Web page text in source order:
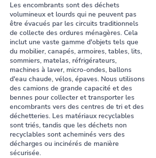
Les encombrants sont des déchets
volumineux et lourds qui ne peuvent pas
être évacués par les circuits traditionnels
de collecte des ordures ménagères. Cela
inclut une vaste gamme d'objets tels que
du mobilier, canapés, armoires, tables, lits,
sommiers, matelas, réfrigérateurs,
machines à laver, micro-ondes, ballons
d'eau chaude, vélos, épaves. Nous utilisons
des camions de grande capacité et des
bennes pour collecter et transporter les
encombrants vers des centres de tri et des
déchetteries. Les matériaux recyclables
sont triés, tandis que les déchets non
recyclables sont acheminés vers des
décharges ou incinérés de manière
sécurisée.